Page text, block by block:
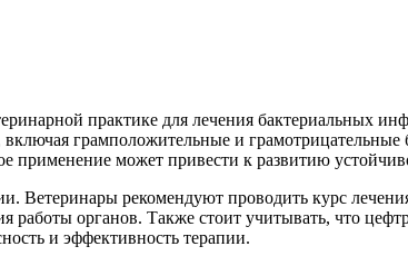
практике для лечения бактериальных
грамположительные и
применение может привести к развитию
Ветеринары рекомендуют проводить курс
органов. Также стоит учитывать, что
и эффективность терапии.